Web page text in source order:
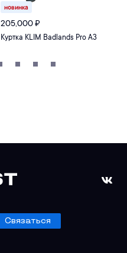
новинка
205,000₽
Куртка KLIM Badlands Pro A3
Связаться